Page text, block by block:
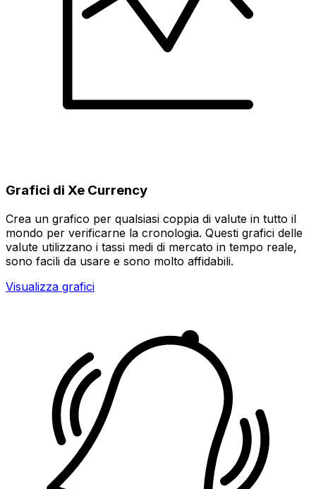
Grafici di Xe Currency
Crea un grafico per qualsiasi coppia di valute in tutto il
mondo per verificarne la cronologia. Questi grafici delle
valute utilizzano i tassi medi di mercato in tempo reale,
sono facili da usare e sono molto affidabili.
Visualizza grafici